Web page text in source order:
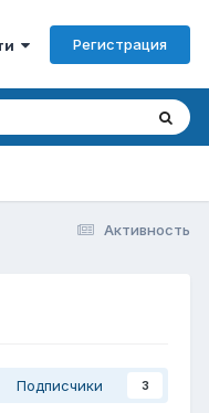
Регистрация
Активность
Подписчики 3